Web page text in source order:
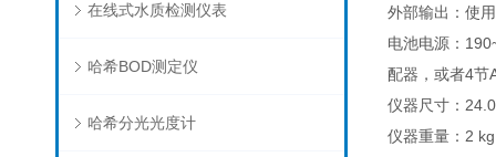
在线式水质检测仪表
哈希BOD测定仪
哈希分光光度计
外部输出：使
电池电源：
配器，或者4节
仪器尺寸：
仪器重量：2 kg